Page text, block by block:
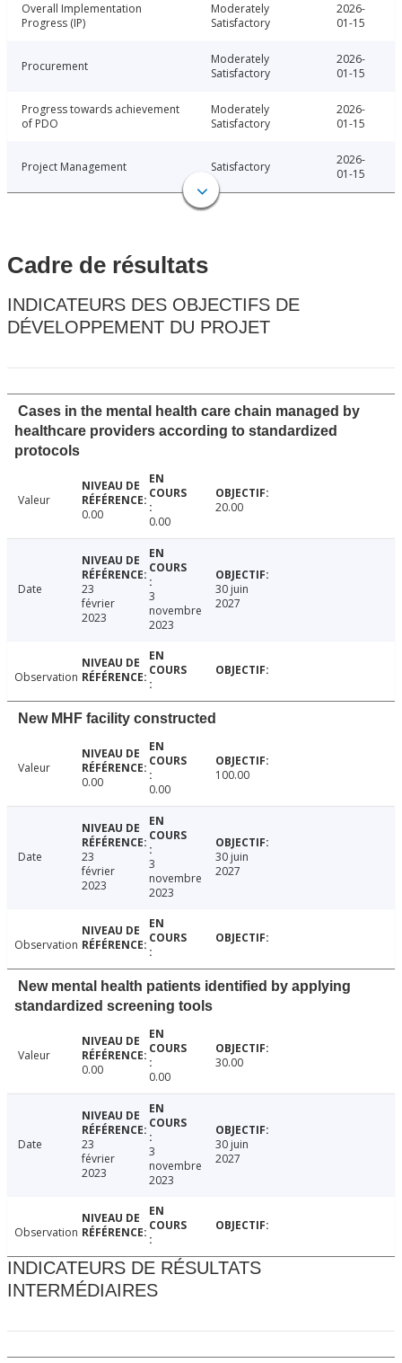
Overall Implementation
Progress (IP)
Moderately
Satisfactory
2026-
01-15
Procurement
Moderately
Satisfactory
2026-
01-15
Progress towards achievement
of PDO
Moderately
Satisfactory
2026-
01-15
Project Management Satisfactory
2026-
01-15
Cadre de résultats
INDICATEURS DES OBJECTIFS DE
DÉVELOPPEMENT DU PROJET
Cases in the mental health care chain managed by
healthcare providers according to standardized
protocols
Valeur
0.00
0.00
20.00
Date
23
février
2023
3
novembre
2023
30 juin
2027
Observation
New MHF facility constructed
Valeur
0.00
0.00
100.00
Date
23
février
2023
3
novembre
2023
30 juin
2027
Observation
New mental health patients identified by applying
standardized screening tools
Valeur
0.00
0.00
30.00
Date
23
février
2023
3
novembre
2023
30 juin
2027
Observation
INDICATEURS DE RÉSULTATS
INTERMÉDIAIRES